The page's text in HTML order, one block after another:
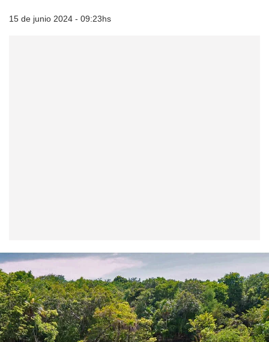
15 de junio 2024 - 09:23hs